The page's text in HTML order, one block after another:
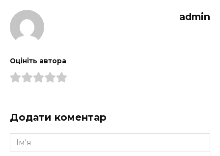
admin
Оцініть автора
Додати коментар
Ім'я
*